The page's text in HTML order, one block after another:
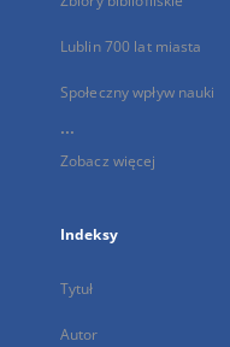
Lublin 700 lat miasta
Społeczny wpływ nauki
...
Zobacz więcej
Indeksy
Tytuł
Autor